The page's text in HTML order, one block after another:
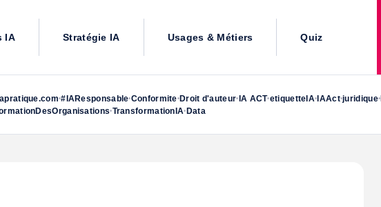
IA Stratégie IA Usages & Métiers Quiz
•#IAResponsable•Conformite• Droit d'auteur• IA ACT•etiquetteIA• IAAct•juridique•
•TransformationIA• Data